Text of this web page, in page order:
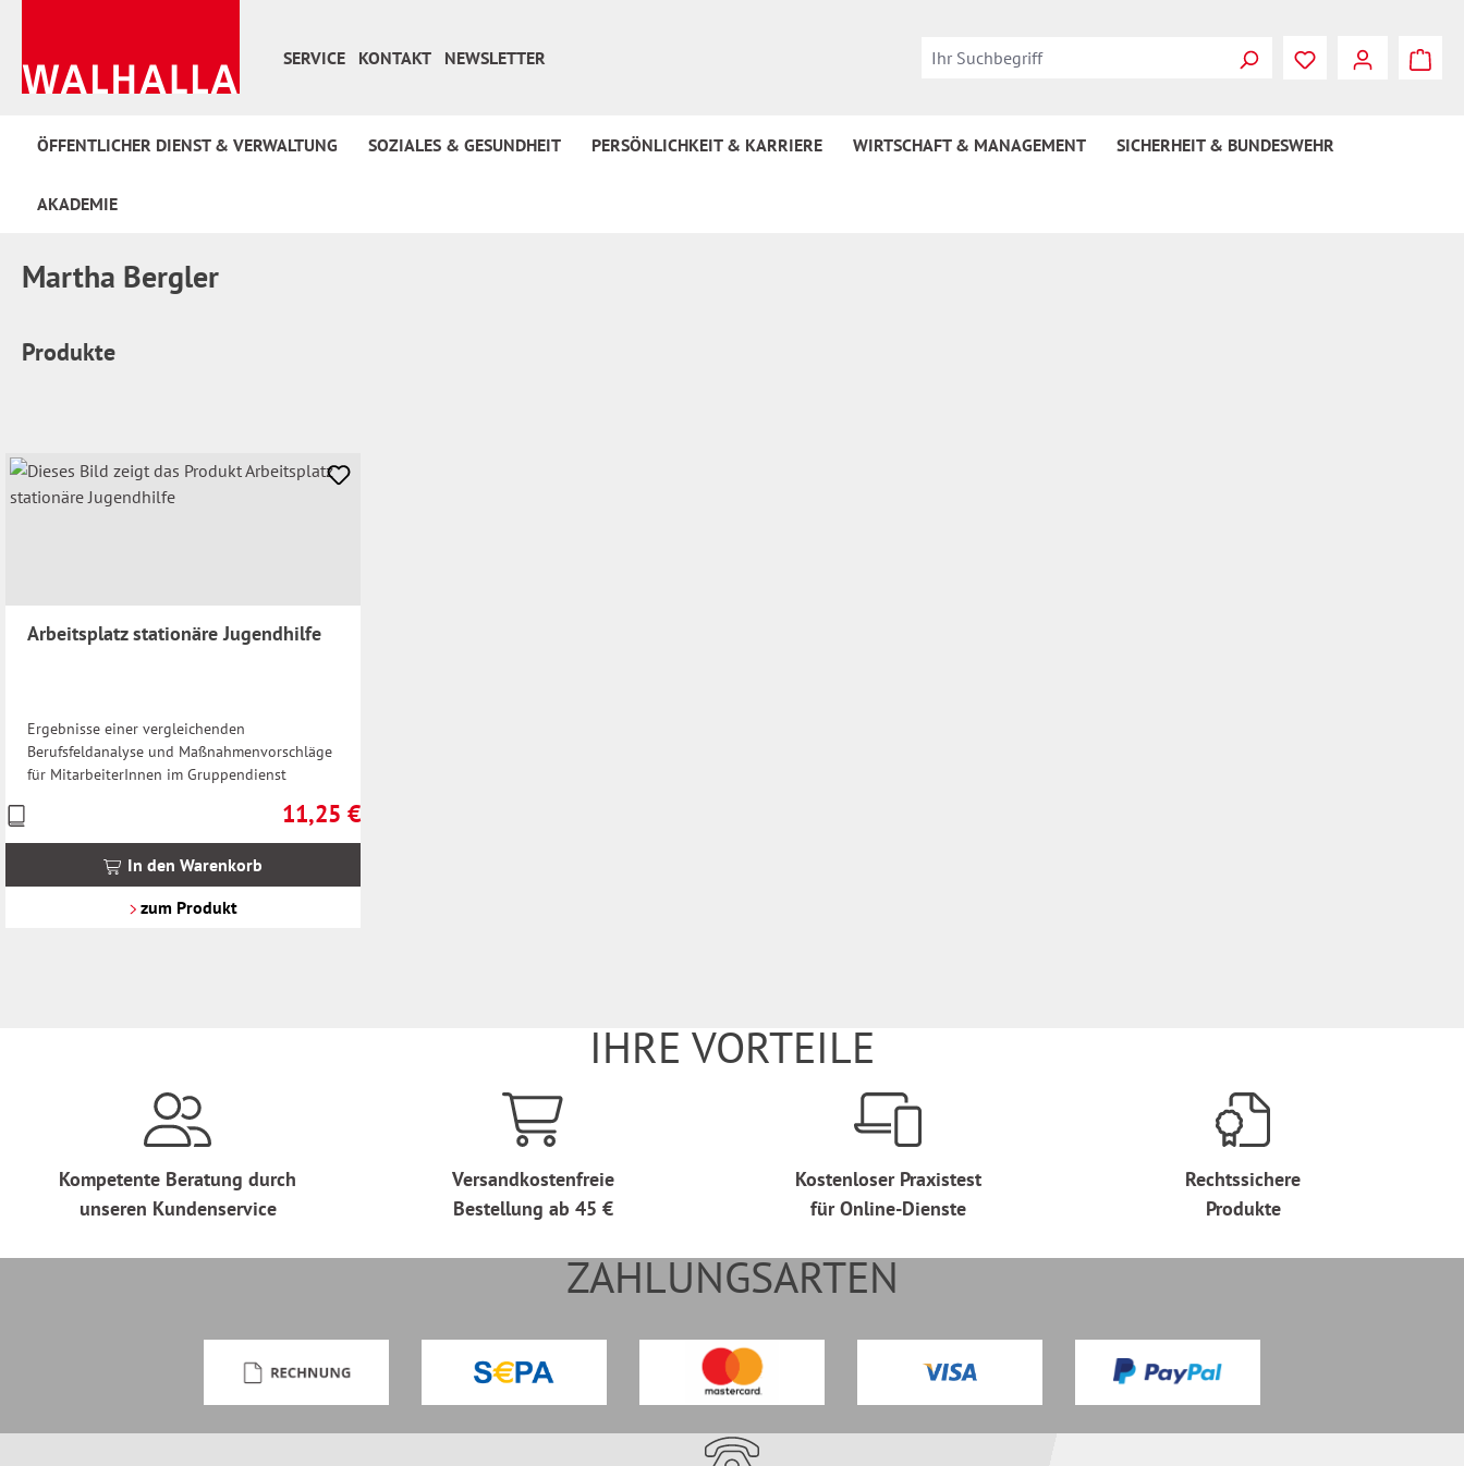
SERVICE
KONTAKT NEWSLETTER Du hast 0
ÖFFENTLICHER DIENST & VERWALTUNG SOZIALES & GESUNDHEIT PERSÖNLICHKEIT & KARRIERE WIRTSCHAFT & MANAGEMENT SICHERHEIT & BUNDESWEHR
AKADEMIE
Martha Bergler
Produkte
Arbeitsplatz stationäre Jugendhilfe
Ergebnisse einer vergleichenden
Berufsfeldanalyse und Maßnahmenvorschläge
für MitarbeiterInnen im Gruppendienst
Regulärer Preis:
11,25 €
Preise
inkl.
In den Warenkorb
zum Produkt
IHRE VORTEILE
Kompetente Beratung durch
unseren Kundenservice
Versandkostenfreie
Bestellung ab 45 €
Kostenloser Praxistest
für Online-Dienste
Rechtssichere
Produkte
ZAHLUNGSARTEN